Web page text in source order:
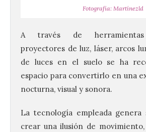
Fotografía: Martínezld
A través de herramientas
proyectores de luz, láser, arcos
de luces en el suelo se ha
espacio para convertirlo en una
nocturna, visual y sonora.
La tecnología empleada genera
crear una ilusión de